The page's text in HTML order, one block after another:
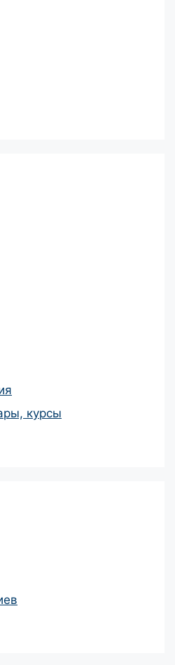
курсы